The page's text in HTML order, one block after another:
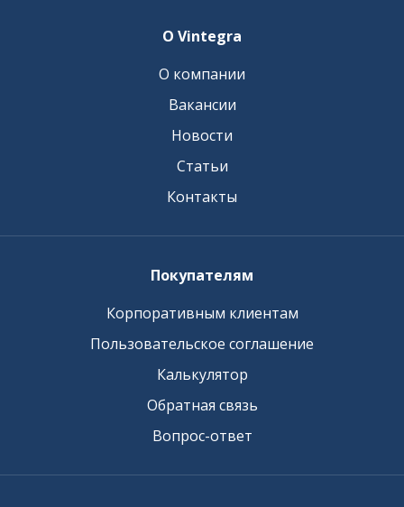
О Vintegra
О компании
Вакансии
Новости
Статьи
Контакты
Покупателям
Корпоративным клиентам
Пользовательское соглашение
Калькулятор
Обратная связь
Вопрос-ответ